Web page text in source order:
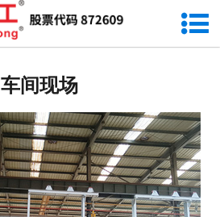
网站首页
井式热处理炉
热处理生产线
车间现场